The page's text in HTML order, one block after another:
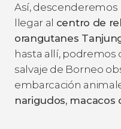
Así, descenderemos
llegar al centro de
orangutanes
hasta allí, podremos
salvaje de Borneo
embarcación
narigudos, macacos